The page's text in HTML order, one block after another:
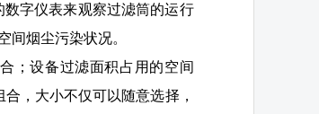
字仪表来观察过滤筒的运行
间烟尘污染状况。
；设备过滤面积占用的空间
，大小不仅可以随意选择，